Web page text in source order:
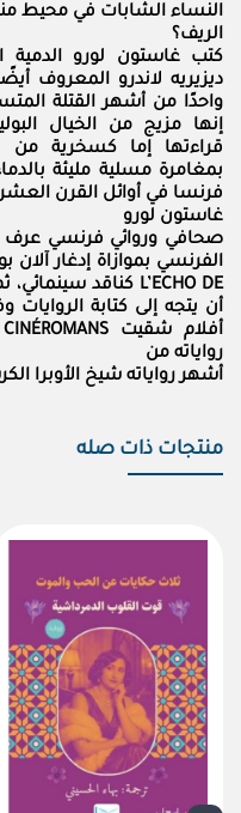
النساء الشابات في محيط
الريف؟
كتب غاستون لورو الدمية
ديزيريه لاندرو المعروف
واحدًا من أشهر القتلة
إنها مزيج من الخيال
قراءتها إما كسخرية من
بمغامرة مسلية مليئة
فرنسا في أوائل القرن
غاستون لورو
صحافي وروائي فرنسي عرف
رواياته من
أشهر رواياته شيخ الأوبرا
منتجات ذات صله